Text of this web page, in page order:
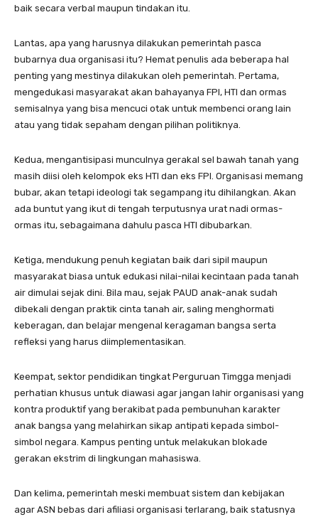
baik secara verbal maupun tindakan itu.
Lantas, apa yang harusnya dilakukan pemerintah pasca
bubarnya dua organisasi itu? Hemat penulis ada beberapa hal
penting yang mestinya dilakukan oleh pemerintah. Pertama,
mengedukasi masyarakat akan bahayanya FPI, HTI dan ormas
semisalnya yang bisa mencuci otak untuk membenci orang lain
atau yang tidak sepaham dengan pilihan politiknya.
Kedua, mengantisipasi munculnya gerakal sel bawah tanah yang
masih diisi oleh kelompok eks HTI dan eks FPI. Organisasi memang
bubar, akan tetapi ideologi tak segampang itu dihilangkan. Akan
ada buntut yang ikut di tengah terputusnya urat nadi ormas-
ormas itu, sebagaimana dahulu pasca HTI dibubarkan.
Ketiga, mendukung penuh kegiatan baik dari sipil maupun
masyarakat biasa untuk edukasi nilai-nilai kecintaan pada tanah
air dimulai sejak dini. Bila mau, sejak PAUD anak-anak sudah
dibekali dengan praktik cinta tanah air, saling menghormati
keberagan, dan belajar mengenal keragaman bangsa serta
refleksi yang harus diimplementasikan.
Keempat, sektor pendidikan tingkat Perguruan Timgga menjadi
perhatian khusus untuk diawasi agar jangan lahir organisasi yang
kontra produktif yang berakibat pada pembunuhan karakter
anak bangsa yang melahirkan sikap antipati kepada simbol-
simbol negara. Kampus penting untuk melakukan blokade
gerakan ekstrim di lingkungan mahasiswa.
Dan kelima, pemerintah meski membuat sistem dan kebijakan
agar ASN bebas dari afiliasi organisasi terlarang, baik statusnya